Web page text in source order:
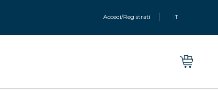
Accedi/Registrati IT